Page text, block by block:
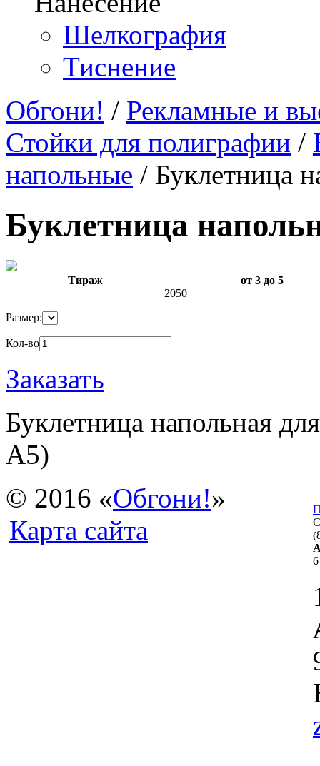
Шелкография
Тиснение
Обгони! / Рекламные и
Стойки для полиграфии /
напольные / Буклетница
Буклетница
Тираж
от 3 до 5
2050
Размер:
Кол-во
Заказать
Буклетница напольная
А5)
© 2016 «Обгони!»
Карта сайта